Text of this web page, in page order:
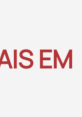
EM